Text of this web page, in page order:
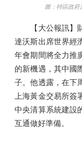
圖：特區政府正
【大公報訊】財
達沃斯出席世界經
年會期間將全力推
的新機遇，其中國
子。他透露，在下
上海黃金交易所簽
中央清算系統建設
互通做好準備。